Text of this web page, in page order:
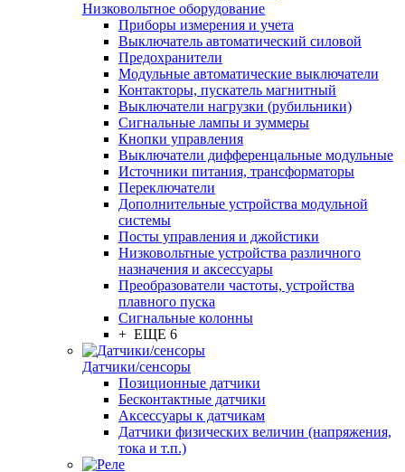
Низковольтное оборудование
Приборы измерения и учета
Выключатель автоматический силовой
Предохранители
Модульные автоматические выключатели
Контакторы, пускатель магнитный
Выключатели нагрузки (рубильники)
Сигнальные лампы и зуммеры
Кнопки управления
Выключатели дифференцальные модульные
Источники питания, трансформаторы
Переключатели
Дополнительные устройства модульной
системы
Посты управления и джойстики
Низковольтные устройства различного
назначения и аксессуары
Преобразователи частоты, устройства
плавного пуска
Сигнальные колонны
+ ЕЩЕ 6
Датчики/сенсоры
Позиционные датчики
Бесконтактные датчики
Аксессуары к датчикам
Датчики физических величин (напряжения,
тока и т.п.)